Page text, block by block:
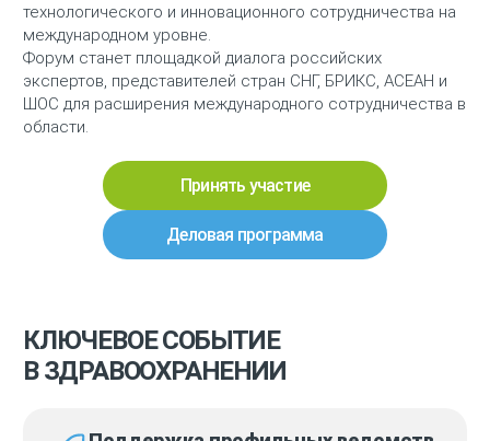
технологического и инновационного сотрудничества на
международном уровне.
Форум станет площадкой диалога российских
экспертов, представителей стран СНГ, БРИКС, АСЕАН и
ШОС для расширения международного сотрудничества в
области.
Принять участие
Деловая программа
КЛЮЧЕВОЕ СОБЫТИЕ
В ЗДРАВООХРАНЕНИИ